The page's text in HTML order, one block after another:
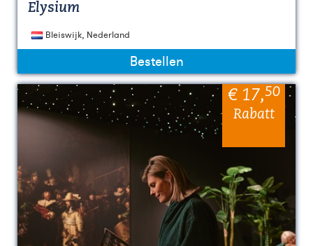
Elysium
Bleiswijk, Nederland
Bestellen
€ 17,50
Rabatt